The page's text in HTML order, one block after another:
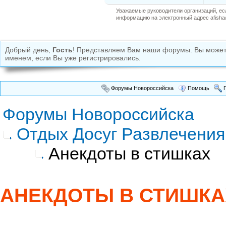
Уважаемые руководители организаций,
информацию на электронный адрес
Добрый день, Гость! Представляем Вам наши форумы. Вы
именем, если Вы уже регистрировались.
Форумы Новороссийска Помощь
Форумы Новороссийска
Отдых Досуг Развлечения
Анекдоты в стишках
АНЕКДОТЫ В